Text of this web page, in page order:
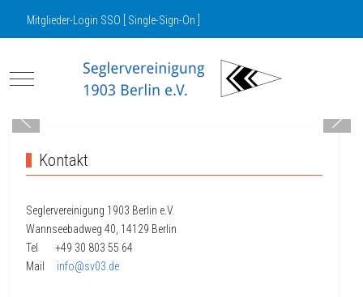
Mitglieder-Login SSO [ Single-Sign-On ]
Mobile Menu Toggle
Kontakt
Seglervereinigung 1903 Berlin e.V.
Wannseebadweg 40, 14129 Berlin
Tel +49 30 803 55 64
Mail info@sv03.de